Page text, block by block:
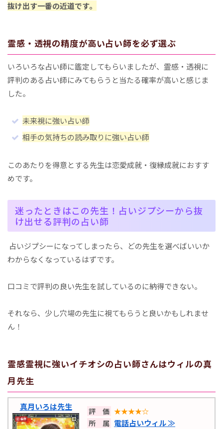
抜け出す一番の近道です。
霊感・透視の精度が高い占い師を必ず選ぶ
いろいろな占い師に鑑定してもらいましたが、霊感・透視に
評判のある占い師にみてもらうと当たる確率が高いと感じま
した。
未来視に強い占い師
相手の気持ちの読み取りに強い占い師
このあたりを得意とする先生は恋愛成就・復縁成就におすす
めです。
迷ったときはこの先生！占いジプシーから抜
け出せる評判の占い師
占いジプシーになってしまったら、どの先生を選べばいいか
わからなくなっているはずです。
口コミで評判の良い先生を試しているのに納得できない。
それなら、少し穴場の先生に視てもらうと良いかもしれませ
ん！
霊感霊視に強いイチオシの占い師さんはウィルの真
月先生
真月いろは先生 評 価 ★★★★☆
所 属 電話占いウィル ≫